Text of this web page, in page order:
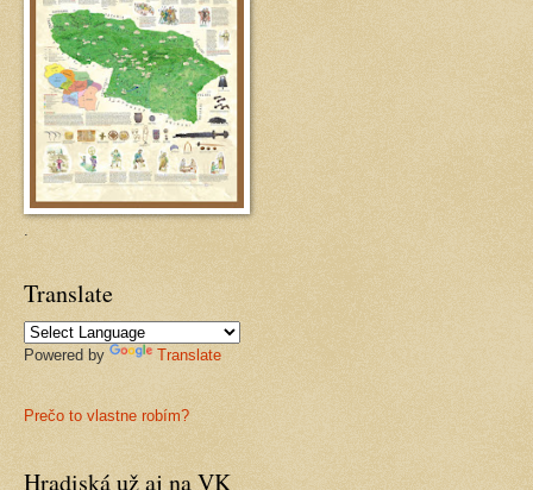
Translate
Powered by Translate
Prečo to vlastne robím?
Hradiská už aj na VK